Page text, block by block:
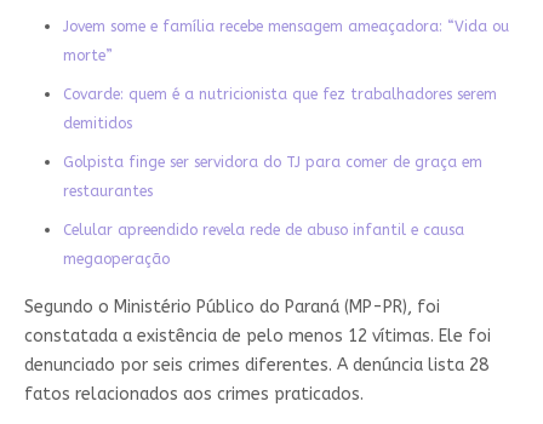
Jovem some e família recebe mensagem ameaçadora: “Vida ou
morte”
Covarde: quem é a nutricionista que fez trabalhadores serem
demitidos
Golpista finge ser servidora do TJ para comer de graça em
restaurantes
Celular apreendido revela rede de abuso infantil e causa
megaoperação
Segundo o Ministério Público do Paraná (MP-PR), foi
constatada a existência de pelo menos 12 vítimas. Ele foi
denunciado por seis crimes diferentes. A denúncia lista 28
fatos relacionados aos crimes praticados.